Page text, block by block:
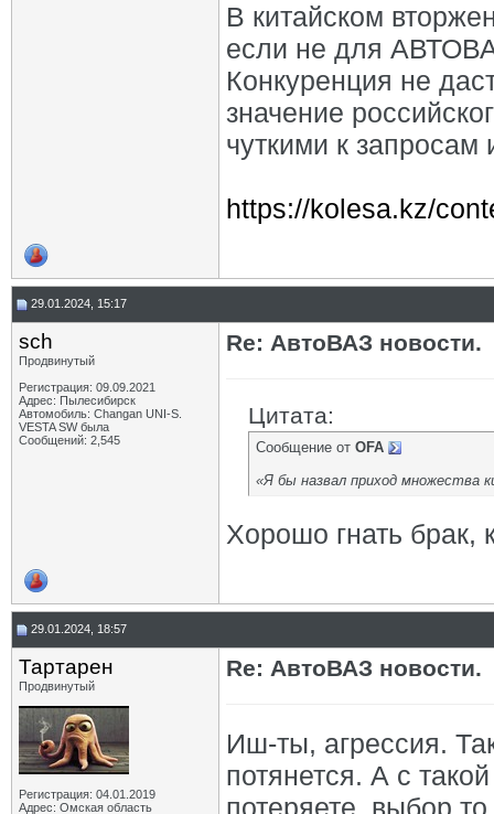
В китайском
если не для
Конкуренция не
значение
чуткими к
https://kolesa.kz/
29.01.2024, 15:17
sch
Продвинутый
Регистрация: 09.09.2021
Адрес: Пылесибирск
Автомобиль: Changan UNI-S.
VESTA SW была
Сообщений: 2,545
Re: АвтоВАЗ новости.
Цитата:
Сообщение от OFA
«Я бы назвал приход множества
Хорошо гнать брак,
29.01.2024, 18:57
Тартарен
Продвинутый
Регистрация: 04.01.2019
Адрес: Омская область
Re: АвтоВАЗ новости.
Иш-ты, агрессия.
потянется. А с
потеряете, выбор